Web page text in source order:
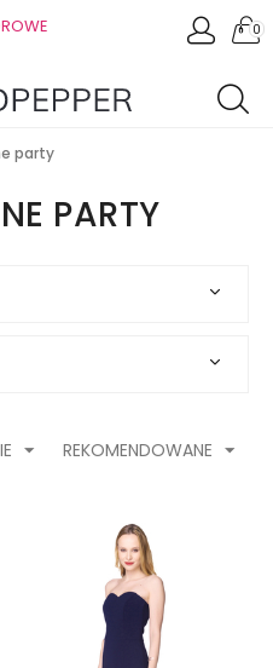
0
party
PARTY
REKOMENDOWANE